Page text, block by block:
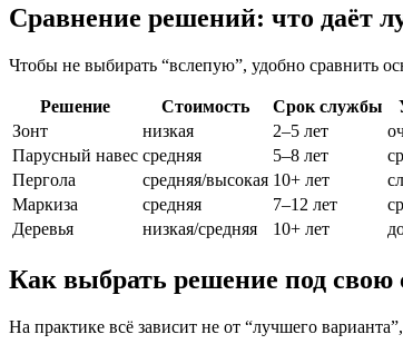
Сравнение решений: что даёт
Чтобы не выбирать “вслепую”, удобно сравнить
Решение Стоимость Срок службы
Зонт
низкая 2–5 лет
Парусный навес средняя 5–8 лет
Пергола
средняя/высокая 10+ лет
Маркиза
средняя 7–12 лет
Деревья
низкая/средняя 10+ лет
Как выбрать решение под свою
На практике всё зависит не от “лучшего